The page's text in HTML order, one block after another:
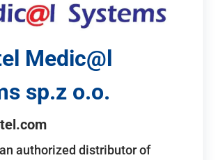
Medic@l
sp.z o.o.
authorized distributor of